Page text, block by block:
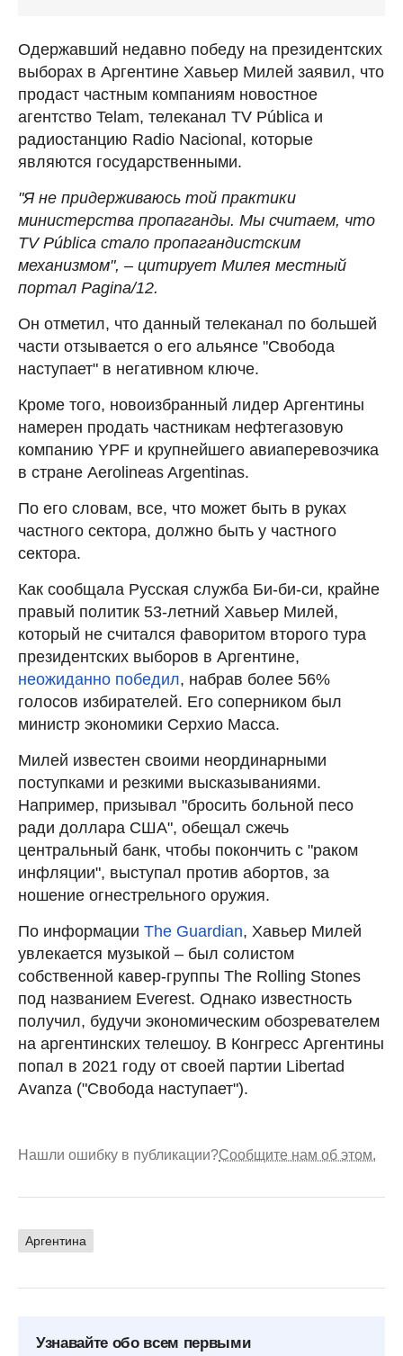
Одержавший недавно победу на президентских
выборах в Аргентине Хавьер Милей заявил, что
продаст частным компаниям новостное
агентство Telam, телеканал TV Pública и
радиостанцию Radio Nacional, которые
являются государственными.
"Я не придерживаюсь той практики
министерства пропаганды. Мы считаем, что
TV Pública стало пропагандистским
механизмом", – цитирует Милея местный
портал Pagina/12.
Он отметил, что данный телеканал по большей
части отзывается о его альянсе "Свобода
наступает" в негативном ключе.
Кроме того, новоизбранный лидер Аргентины
намерен продать частникам нефтегазовую
компанию YPF и крупнейшего авиаперевозчика
в стране Aerolineas Argentinas.
По его словам, все, что может быть в руках
частного сектора, должно быть у частного
сектора.
Как сообщала Русская служба Би-би-си, крайне
правый политик 53-летний Хавьер Милей,
который не считался фаворитом второго тура
президентских выборов в Аргентине,
неожиданно победил, набрав более 56%
голосов избирателей. Его соперником был
министр экономики Серхио Масса.
Милей известен своими неординарными
поступками и резкими высказываниями.
Например, призывал "бросить больной песо
ради доллара США", обещал сжечь
центральный банк, чтобы покончить с "раком
инфляции", выступал против абортов, за
ношение огнестрельного оружия.
По информации The Guardian, Хавьер Милей
увлекается музыкой – был солистом
собственной кавер-группы The Rolling Stones
под названием Everest. Однако известность
получил, будучи экономическим обозревателем
на аргентинских телешоу. В Конгресс Аргентины
попал в 2021 году от своей партии Libertad
Avanza ("Свобода наступает").
Нашли ошибку в публикации?Сообщите нам об этом.
Аргентина
Узнавайте обо всем первыми